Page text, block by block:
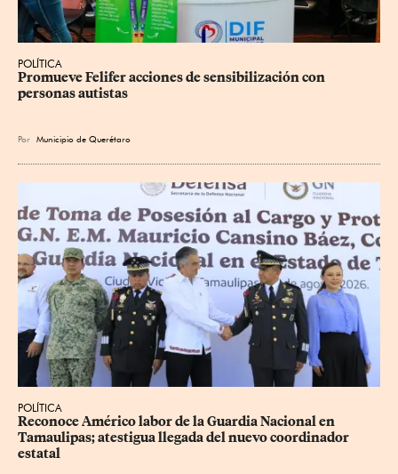
POLÍTICA
Promueve Felifer acciones de sensibilización con
personas autistas
Por Municipio de Querétaro
POLÍTICA
Reconoce Américo labor de la Guardia Nacional en
Tamaulipas; atestigua llegada del nuevo coordinador
estatal